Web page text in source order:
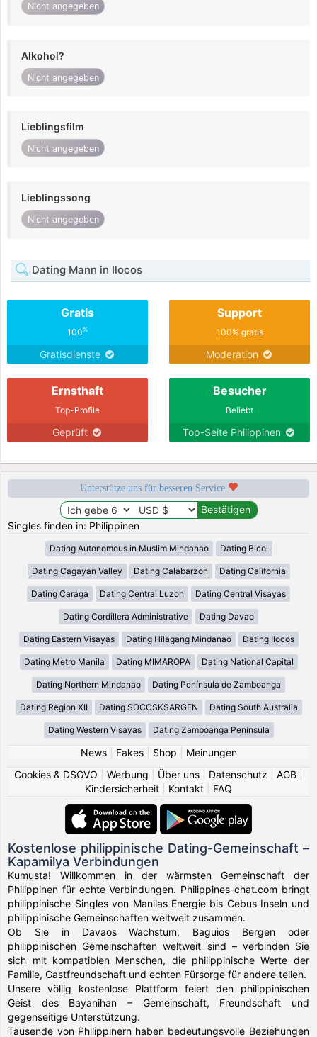
Nicht angegeben
Alkohol?
Nicht angegeben
Lieblingsfilm
Nicht angegeben
Lieblingssong
Nicht angegeben
Dating Mann in Ilocos
Gratis
100%
Gratisdienste
Support
100% gratis
Moderation
Ernsthaft
Top-Profile
Geprüft
Besucher
Beliebt
Top-Seite Philippinen
Unterstütze uns für besseren Service
Singles finden in: Philippinen
Dating Autonomous in Muslim Mindanao Dating Bicol
Dating Cagayan Valley Dating Calabarzon Dating California
Dating Caraga Dating Central Luzon Dating Central Visayas
Dating Cordillera Administrative Dating Davao
Dating Eastern Visayas Dating Hilagang Mindanao Dating Ilocos
Dating Metro Manila Dating MIMAROPA Dating National Capital
Dating Northern Mindanao Dating Península de Zamboanga
Dating Region XII Dating SOCCSKSARGEN Dating South Australia
Dating Western Visayas Dating Zamboanga Peninsula
News| Fakes| Shop
Meinungen
Cookies & DSGVO
Werbung Über uns Datenschutz AGB
Kindersicherheit
Kontakt FAQ
Kostenlose philippinische Dating-Gemeinschaft –
Kapamilya Verbindungen
Kumusta! Willkommen in der wärmsten Gemeinschaft der
Philippinen für echte Verbindungen. Philippines-chat.com bringt
philippinische Singles von Manilas Energie bis Cebus Inseln und
philippinische Gemeinschaften weltweit zusammen.
Ob Sie in Davaos Wachstum, Baguios Bergen oder
philippinischen Gemeinschaften weltweit sind – verbinden Sie
sich mit kompatiblen Menschen, die philippinische Werte der
Familie, Gastfreundschaft und echten Fürsorge für andere teilen.
Unsere völlig kostenlose Plattform feiert den philippinischen
Geist des Bayanihan – Gemeinschaft, Freundschaft und
gegenseitige Unterstützung.
Tausende von Philippinern haben bedeutungsvolle Beziehungen